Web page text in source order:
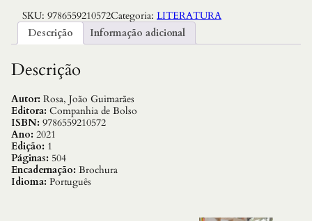
n
e
r
a
o
:
V
e
r
e
d
SKU: 9786559210572Categoria: LITERATURA
Descrição
Informação adicional
Descrição
Autor: Rosa, João Guimarães
Editora: Companhia de Bolso
ISBN: 9786559210572
Ano: 2021
Edição: 1
Páginas: 504
Encadernação: Brochura
Idioma: Português